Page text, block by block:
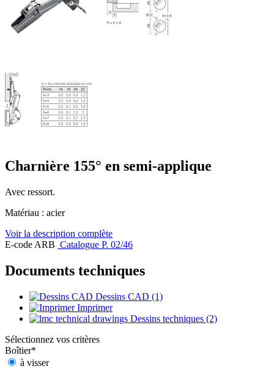
Charnière 155° en semi-applique
Avec ressort.
Matériau : acier
Voir la description complète
E-code ARB Catalogue P. 02/46
Documents techniques
Dessins CAD (1)
Imprimer
Dessins techniques (2)
Sélectionnez vos critères
Boîtier*
à visser